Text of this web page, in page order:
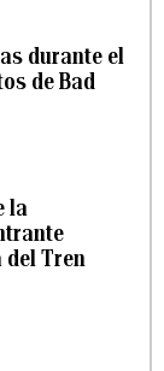
durante el
de Bad
la
Tren